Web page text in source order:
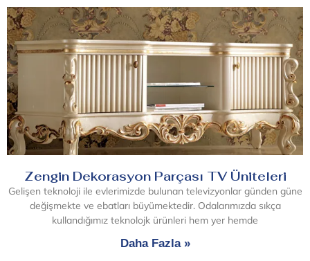
Zengin Dekorasyon Parçası TV Üniteleri
Gelişen teknoloji ile evlerimizde bulunan televizyonlar günden güne
değişmekte ve ebatları büyümektedir. Odalarımızda sıkça
kullandığımız teknolojk ürünleri hem yer hemde
Daha Fazla »